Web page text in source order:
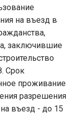
на въезд в
заключившие
Срок
проживание
разрешения
въезд - до 15